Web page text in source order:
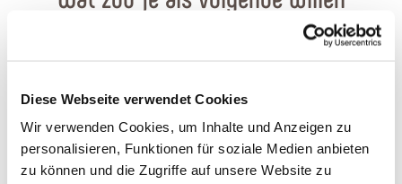
Diese Webseite verwendet Cookies
Wir verwenden Cookies, um Inhalte und Anzeigen zu
personalisieren, Funktionen für soziale Medien anbieten
zu können und die Zugriffe auf unsere Website zu
Reis plannen PDF creëren